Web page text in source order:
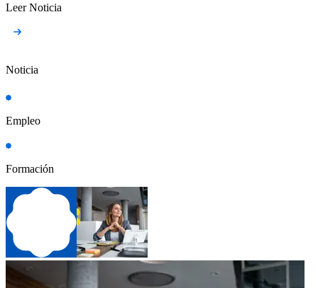
Leer Noticia
Noticia
Empleo
Formación